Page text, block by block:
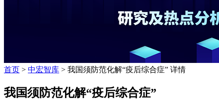
首页 > 中宏智库 > 我国须防范化解“疫后综合症” 详情
我国须防范化解“疫后综合症”